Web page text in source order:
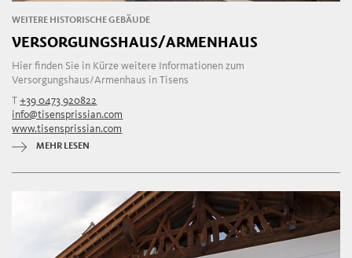
WEITERE HISTORISCHE GEBÄUDE
VERSORGUNGSHAUS/ARMENHAUS
Hier finden Sie in Kürze weitere Informationen zum
Versorgungshaus/Armenhaus in Tisens
T+39 0473 920822
info@tisensprissian.com
www.tisensprissian.com
MEHR LESEN